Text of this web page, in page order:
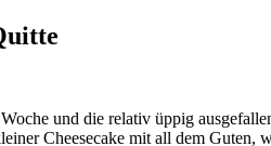
und die relativ üppig
Cheesecake mit all dem